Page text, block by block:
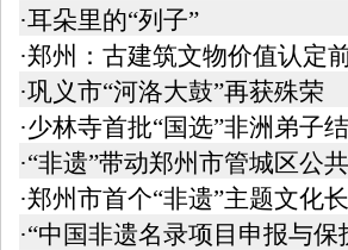
·耳朵里的“列子”
·郑州：古建筑文物价值认定
·巩义市“河洛大鼓”再获殊荣
·少林寺首批“国选”非洲弟子
·“非遗”带动郑州市管城区公
·郑州市首个“非遗”主题文化
·“中国非遗名录项目申报与